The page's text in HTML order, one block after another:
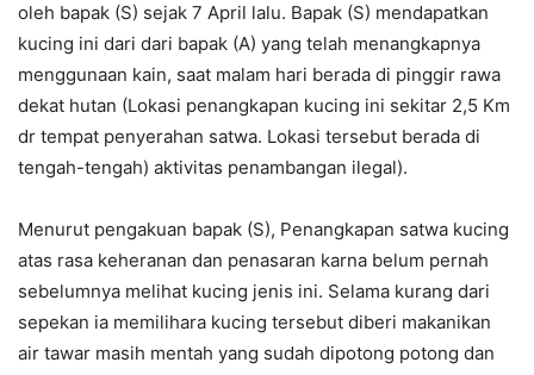
oleh bapak (S) sejak 7 April lalu. Bapak (S) mendapatkan
kucing ini dari dari bapak (A) yang telah menangkapnya
menggunaan kain, saat malam hari berada di pinggir rawa
dekat hutan (Lokasi penangkapan kucing ini sekitar 2,5 Km
dr tempat penyerahan satwa. Lokasi tersebut berada di
tengah-tengah) aktivitas penambangan ilegal).
Menurut pengakuan bapak (S), Penangkapan satwa kucing
atas rasa keheranan dan penasaran karna belum pernah
sebelumnya melihat kucing jenis ini. Selama kurang dari
sepekan ia memilihara kucing tersebut diberi makanikan
air tawar masih mentah yang sudah dipotong potong dan